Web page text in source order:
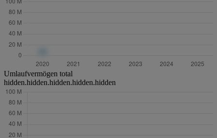
Umlaufvermögen total
hidden.hidden.hidden.hidden.hidden